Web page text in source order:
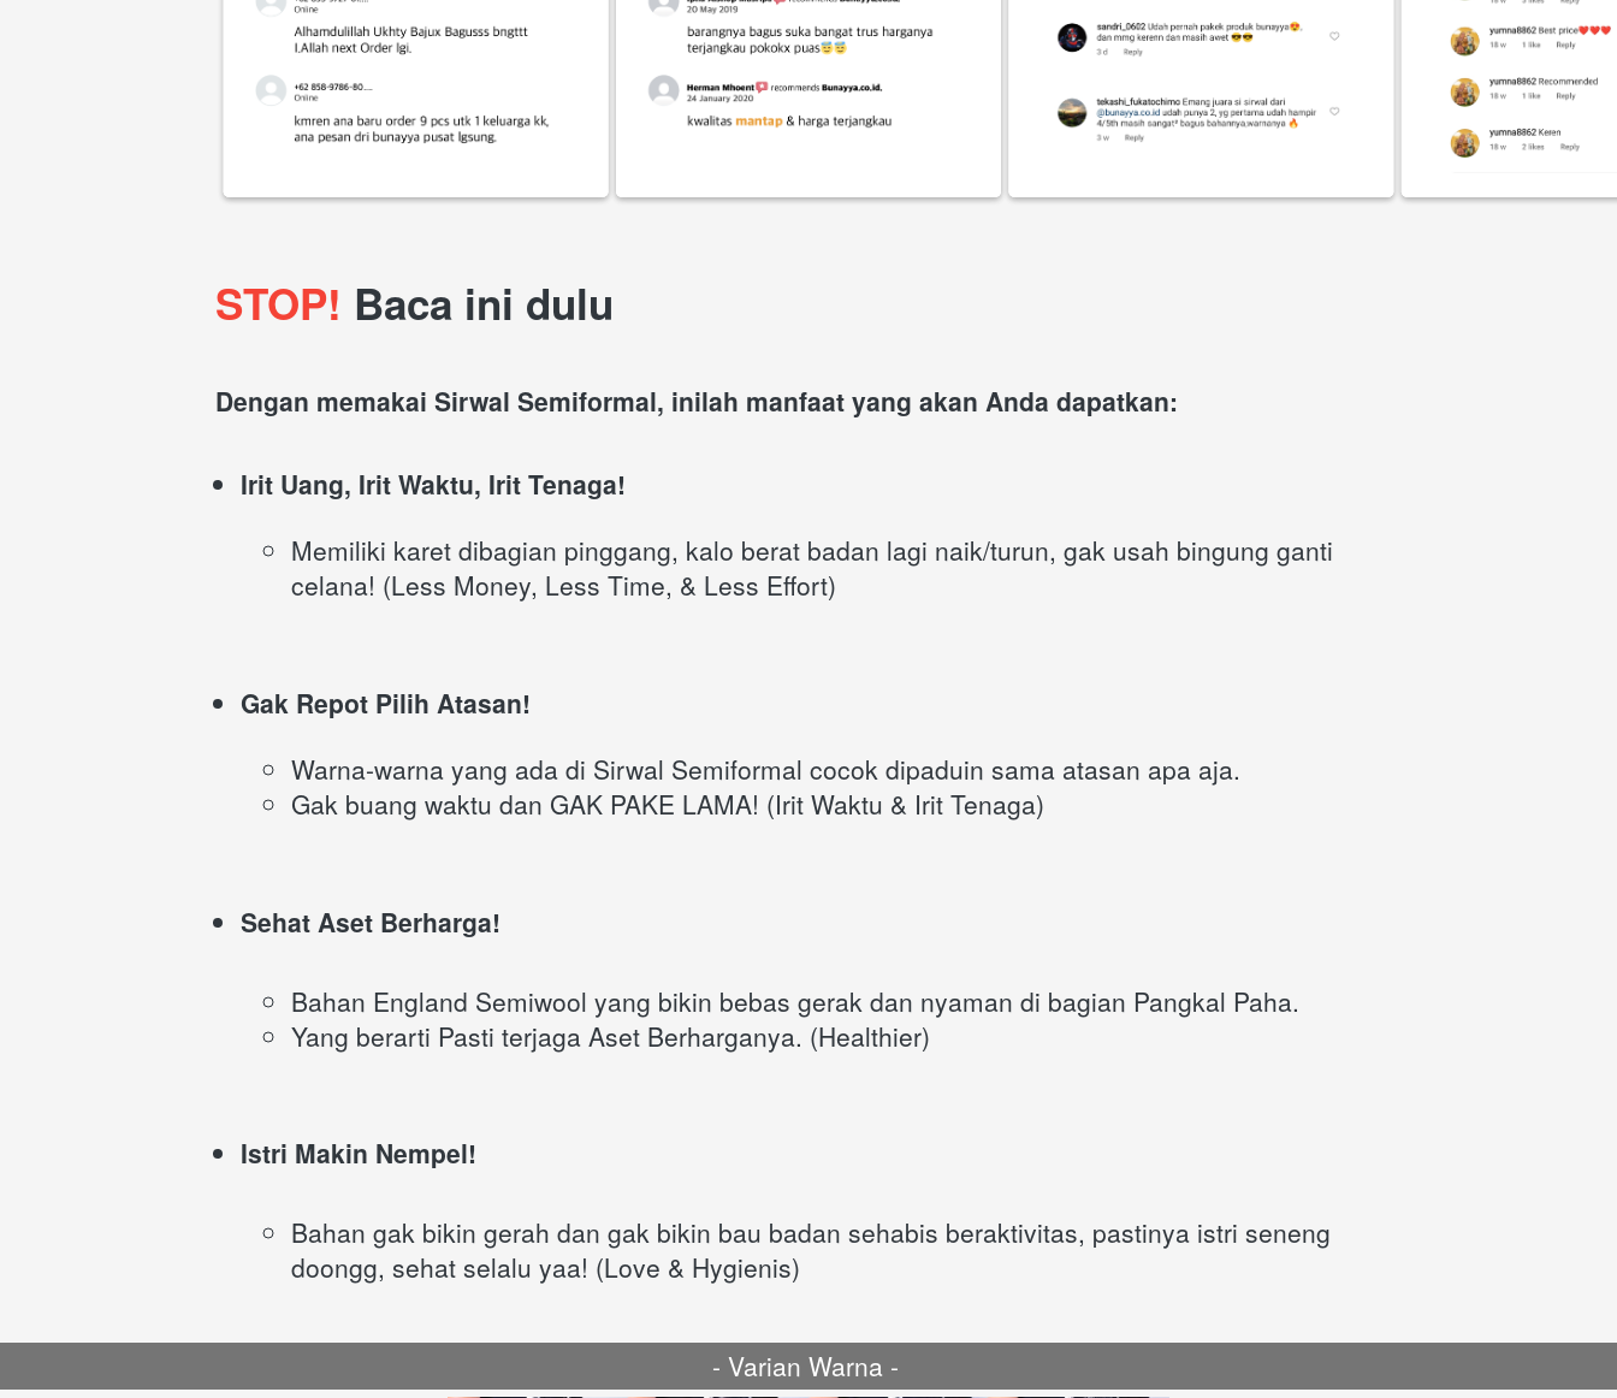
STOP! Baca ini dulu
Dengan memakai Sirwal Semiformal, inilah manfaat yang akan Anda dapatkan:
Irit Uang, Irit Waktu, Irit Tenaga!
Memiliki karet dibagian pinggang, kalo berat badan lagi naik/turun, gak usah bingung ganti
celana! (Less Money, Less Time, & Less Effort)
Gak Repot Pilih Atasan!
Warna-warna yang ada di Sirwal Semiformal cocok dipaduin sama atasan apa aja.
Gak buang waktu dan GAK PAKE LAMA! (Irit Waktu & Irit Tenaga)
Sehat Aset Berharga!
Bahan England Semiwool yang bikin bebas gerak dan nyaman di bagian Pangkal Paha.
Yang berarti Pasti terjaga Aset Berharganya. (Healthier)
Istri Makin Nempel!
Bahan gak bikin gerah dan gak bikin bau badan sehabis beraktivitas, pastinya istri seneng
doongg, sehat selalu yaa! (Love & Hygienis)
- Varian Warna -